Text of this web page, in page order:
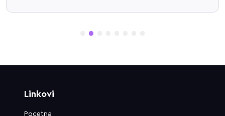
5
Linkovi
Pocetna